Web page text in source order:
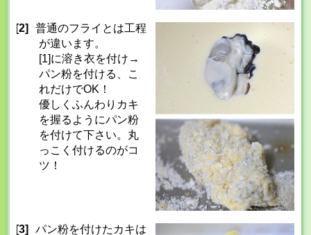
[2]
普通のフライとは工程
が違います。
[1]に溶き衣を付け→
パン粉を付ける、こ
れだけでOK！
優しくふんわりカキ
を握るようにパン粉
を付けて下さい。丸
っこく付けるのがコ
ツ！
[3]
パン粉を付けたカキは